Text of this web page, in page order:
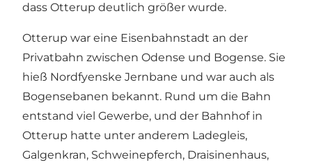
dass Otterup deutlich größer wurde.
Otterup war eine Eisenbahnstadt an der
Privatbahn zwischen Odense und Bogense. Sie
hieß Nordfyenske Jernbane und war auch als
Bogensebanen bekannt. Rund um die Bahn
entstand viel Gewerbe, und der Bahnhof in
Otterup hatte unter anderem Ladegleis,
Galgenkran, Schweinepferch, Draisinenhaus,